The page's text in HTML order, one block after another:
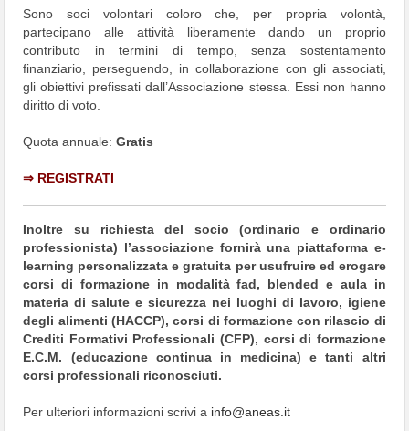
Sono soci volontari coloro che, per propria volontà,
partecipano alle attività liberamente dando un proprio
contributo in termini di tempo, senza sostentamento
finanziario, perseguendo, in collaborazione con gli associati,
gli obiettivi prefissati dall’Associazione stessa. Essi non hanno
diritto di voto.
Quota annuale:Gratis
⇒ REGISTRATI
Inoltre su richiesta del socio (ordinario e ordinario
professionista) l’associazione fornirà una piattaforma e-
learning personalizzata e gratuita per usufruire ed erogare
corsi di formazione in modalità fad, blended e aula in
materia di salute e sicurezza nei luoghi di lavoro, igiene
degli alimenti (HACCP), corsi di formazione con rilascio di
Crediti Formativi Professionali (CFP), corsi di formazione
E.C.M. (educazione continua in medicina) e tanti altri
corsi professionali riconosciuti.
Per ulteriori informazioni scrivi a info@aneas.it